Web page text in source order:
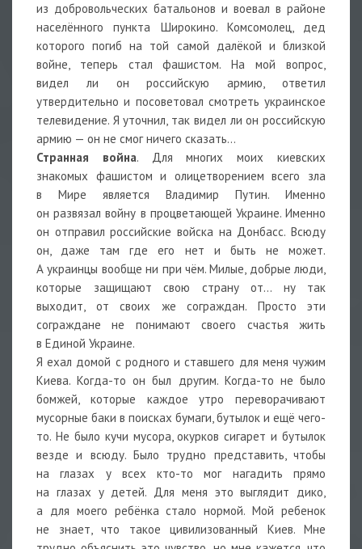
из добровольческих батальонов и воевал в районе
населённого пункта Широкино. Комсомолец, дед
которого погиб на той самой далёкой и близкой
войне, теперь стал фашистом. На мой вопрос,
видел ли он российскую армию, ответил
утвердительно и посоветовал смотреть украинское
телевидение. Я уточнил, так видел ли он российскую
армию — он не смог ничего сказать…
Странная война. Для многих моих киевских
знакомых фашистом и олицетворением всего зла
в Мире является Владимир Путин. Именно
он развязал войну в процветающей Украине. Именно
он отправил российские войска на Донбасс. Всюду
он, даже там где его нет и быть не может.
А украинцы вообще ни при чём. Милые, добрые люди,
которые защищают свою страну от… ну так
выходит, от своих же сограждан. Просто эти
сограждане не понимают своего счастья жить
в Единой Украине.
Я ехал домой с родного и ставшего для меня чужим
Киева. Когда-то он был другим. Когда-то не было
бомжей, которые каждое утро переворачивают
мусорные баки в поисках бумаги, бутылок и ещё чего-
то. Не было кучи мусора, окурков сигарет и бутылок
везде и всюду. Было трудно представить, чтобы
на глазах у всех кто-то мог нагадить прямо
на глазах у детей. Для меня это выглядит дико,
а для моего ребёнка стало нормой. Мой ребенок
не знает, что такое цивилизованный Киев. Мне